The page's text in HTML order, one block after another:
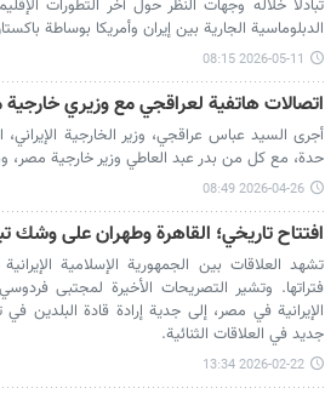
تبادلا خلاله وجهات النظر حول آخر التطورات
الدبلوماسية الجارية بين إيران وأمريكا بوساطة
2026-05-11 08:15
اتصالات هاتفية لعراقجي مع وزيري خارجية
أجرى السيد عباس عراقجي، وزير الخارجية
حدة، مع كل من بدر عبد العاطي وزير خارجية مصر،
2026-04-26 08:49
افتتاح تاريخي؛ القاهرة وطهران على وشك
تشهد العلاقات بين الجمهورية الإسلامية
فتراتها. وتشير التصريحات الأخيرة لمجتبى
الإيرانية في مصر، إلى جدية إرادة قادة البلدين
جديد في العلاقات الثنائية.
2026-02-22 13:34